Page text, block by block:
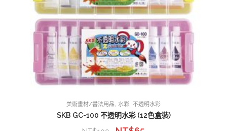
美術畫材/書法用品 水彩 不透明水彩
SKB GC-100 不透明水彩 (12色盒裝)